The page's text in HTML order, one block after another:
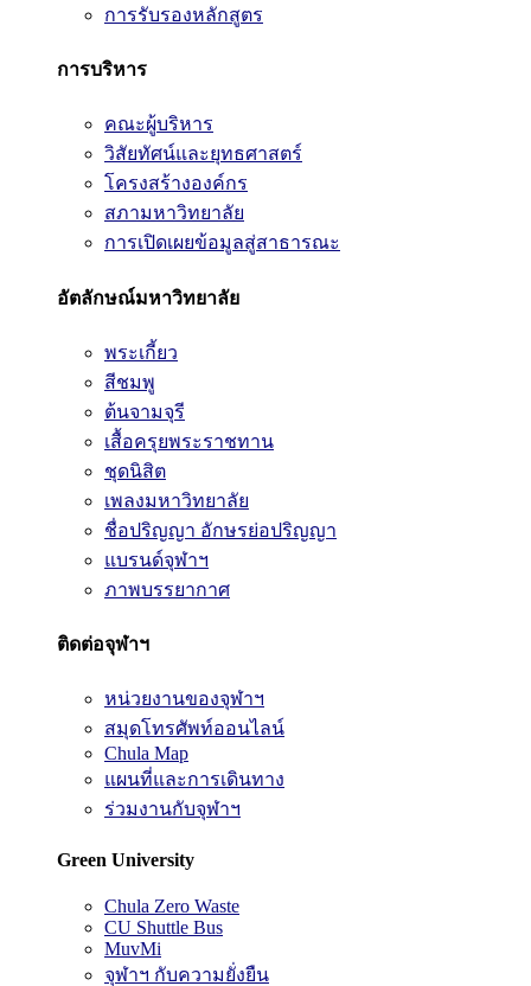
การรับรองหลักสูตร
การบริหาร
คณะผู้บริหาร
วิสัยทัศน์และยุทธศาสตร์
โครงสร้างองค์กร
สภามหาวิทยาลัย
การเปิดเผยข้อมูลสู่สาธารณะ
อัตลักษณ์มหาวิทยาลัย
พระเกี้ยว
สีชมพู
ต้นจามจุรี
เสื้อครุยพระราชทาน
ชุดนิสิต
เพลงมหาวิทยาลัย
ชื่อปริญญา อักษรย่อปริญญา
แบรนด์จุฬาฯ
ภาพบรรยากาศ
ติดต่อจุฬาฯ
หน่วยงานของจุฬาฯ
สมุดโทรศัพท์ออนไลน์
Chula Map
แผนที่และการเดินทาง
ร่วมงานกับจุฬาฯ
Green University
Chula Zero Waste
CU Shuttle Bus
MuvMi
จุฬาฯ กับความยั่งยืน